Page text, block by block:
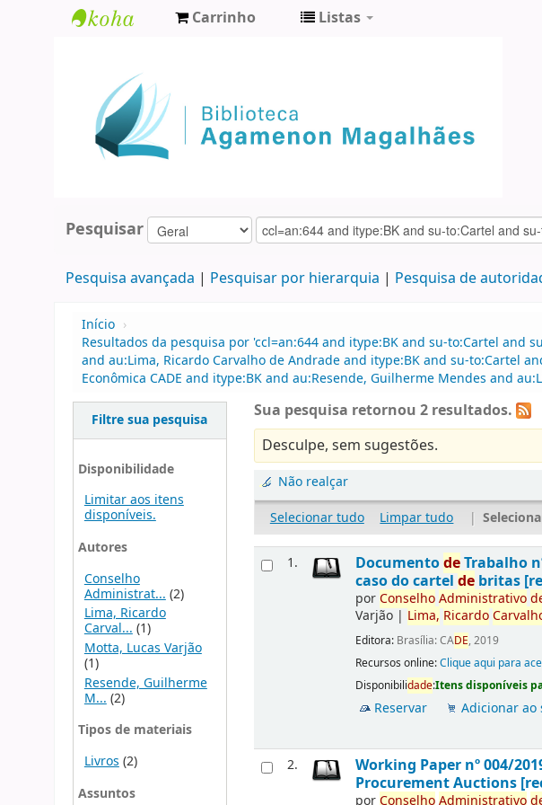
Agamenon
Magalhães
Carrinho Listas
Pesquisar
Pesquisa avançada Pesquisar por hierarquia Pesquisa de
Início ›
Resultados da pesquisa por 'ccl=an:644 and itype:BK and su-to:Cartel and
and au:Lima, Ricardo Carvalho de Andrade and itype:BK and su-to:Cartel
Econômica CADE and itype:BK and au:Resende, Guilherme Mendes and
Filtre sua pesquisa
Disponibilidade
Limitar aos itens
disponíveis.
Autores
Conselho
Administrat... (2)
Lima, Ricardo
Carval...(1)
Motta, Lucas Varjão
(1)
Resende, Guilherme
M... (2)
Tipos de materiais
Livros (2)
Assuntos
Sua pesquisa retornou 2 resultados.
Desculpe, sem sugestões.
Não realçar
Selecionar tudo
Limpar tudo |
1. DocumentodeTrabalho
caso do cartelde britas
porConselhoAdministrativo
Varjão | Lima, Ricardo
Editora: Brasília: CADE, 2019
Recursos online:Clique aqui para
Disponibilidade:Itens disponíveis
Reservar Adicionar
2. Working Paper nº 004/
Procurement Auctions